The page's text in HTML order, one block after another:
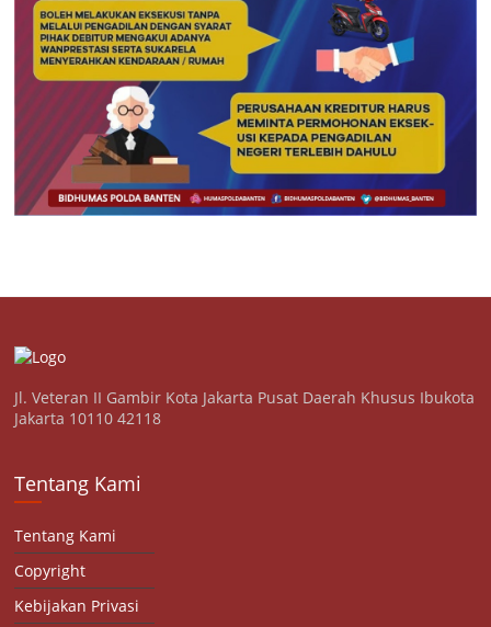
Jl. Veteran II Gambir Kota Jakarta Pusat Daerah Khusus Ibukota
Jakarta 10110 42118
Tentang Kami
Tentang Kami
Copyright
Kebijakan Privasi